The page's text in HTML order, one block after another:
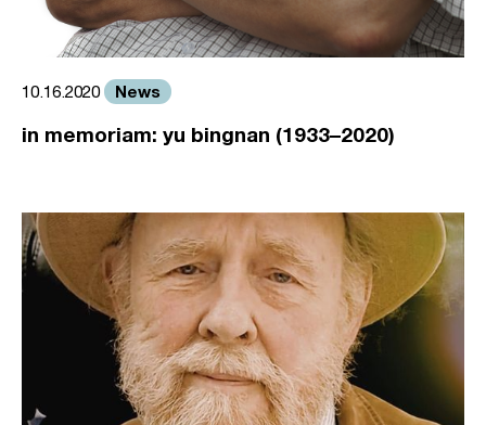
10.16.2020 News
in memoriam: yu bingnan (1933–2020)